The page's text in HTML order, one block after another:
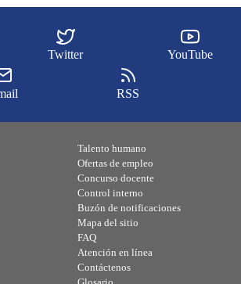
Twitter YouTube
RSS
Talento humano
Ofertas de empleo
Concurso docente
Control interno
Buzón de notificaciones
Mapa del sitio
FAQ
Atención en línea
Contáctenos